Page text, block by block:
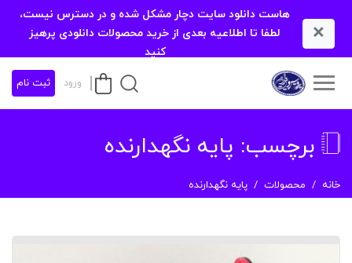
×
هاست دانلود سایت دچار مشکل شده و در دسترس نیست،
لطفا تا اطلاعیه بعدی از خرید محصولات دانلودی پرهیز
کنید
ورود ثبت نام
برچسب: پایه نگهدارنده
خانه محصولات پایه نگهدارنده